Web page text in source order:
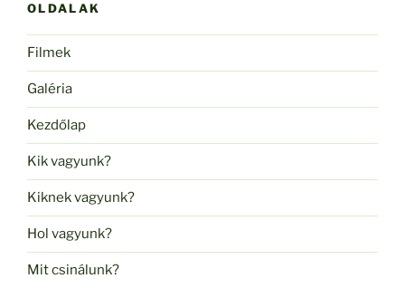
OLDALAK
Filmek
Galéria
Kezdőlap
Kik vagyunk?
Kiknek vagyunk?
Hol vagyunk?
Mit csinálunk?